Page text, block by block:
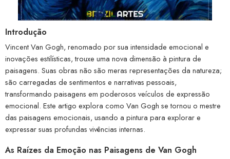
Introdução
Vincent Van Gogh, renomado por sua intensidade emocional e
inovações estilísticas, trouxe uma nova dimensão à pintura de
paisagens. Suas obras não são meras representações da natureza;
são carregadas de sentimentos e narrativas pessoais,
transformando paisagens em poderosos veículos de expressão
emocional. Este artigo explora como Van Gogh se tornou o mestre
das paisagens emocionais, usando a pintura para explorar e
expressar suas profundas vivências internas.
As Raízes da Emoção nas Paisagens de Van Gogh